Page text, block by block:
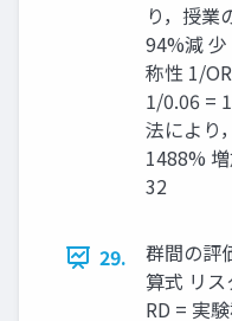
り，授業
94%減
称性 1/
1/0.06 =
法により
1488%
32
29.
群間の評
算式 リ
RD = 実